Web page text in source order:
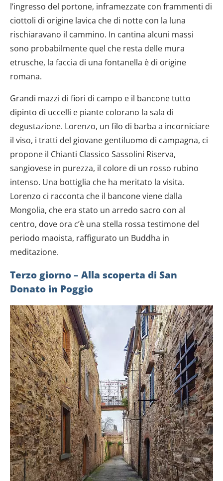
l’ingresso del portone, inframezzate con frammenti di
ciottoli di origine lavica che di notte con la luna
rischiaravano il cammino. In cantina alcuni massi
sono probabilmente quel che resta delle mura
etrusche, la faccia di una fontanella è di origine
romana.
Grandi mazzi di fiori di campo e il bancone tutto
dipinto di uccelli e piante colorano la sala di
degustazione. Lorenzo, un filo di barba a incorniciare
il viso, i tratti del giovane gentiluomo di campagna, ci
propone il Chianti Classico Sassolini Riserva,
sangiovese in purezza, il colore di un rosso rubino
intenso. Una bottiglia che ha meritato la visita.
Lorenzo ci racconta che il bancone viene dalla
Mongolia, che era stato un arredo sacro con al
centro, dove ora c’è una stella rossa testimone del
periodo maoista, raffigurato un Buddha in
meditazione.
Terzo giorno – Alla scoperta di San
Donato in Poggio